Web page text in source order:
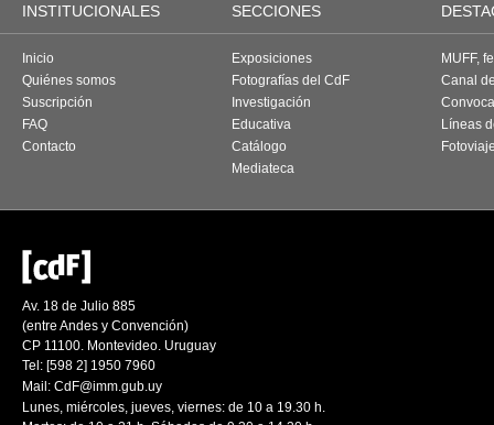
INSTITUCIONALES SECCIONES
Inicio
Quiénes somos
Suscripción
FAQ
Contacto
Exposiciones
Fotografías del CdF
Investigación
Educativa
Catálogo
Mediateca
MUFF,
Canal
Líneas
Av. 18 de Julio 885
(entre Andes y Convención)
CP 11100. Montevideo. Uruguay
Tel: [598 2] 1950 7960
Mail: CdF@imm.gub.uy
Lunes, miércoles, jueves, viernes: de 10 a 19.30 h.